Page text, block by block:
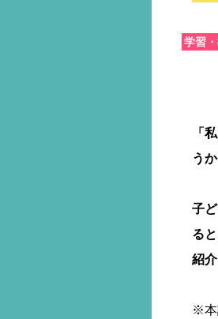
学習
「
う
子
る
紹介
※本